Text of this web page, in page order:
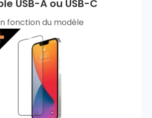
USB-A ou USB-C
fonction du modèle